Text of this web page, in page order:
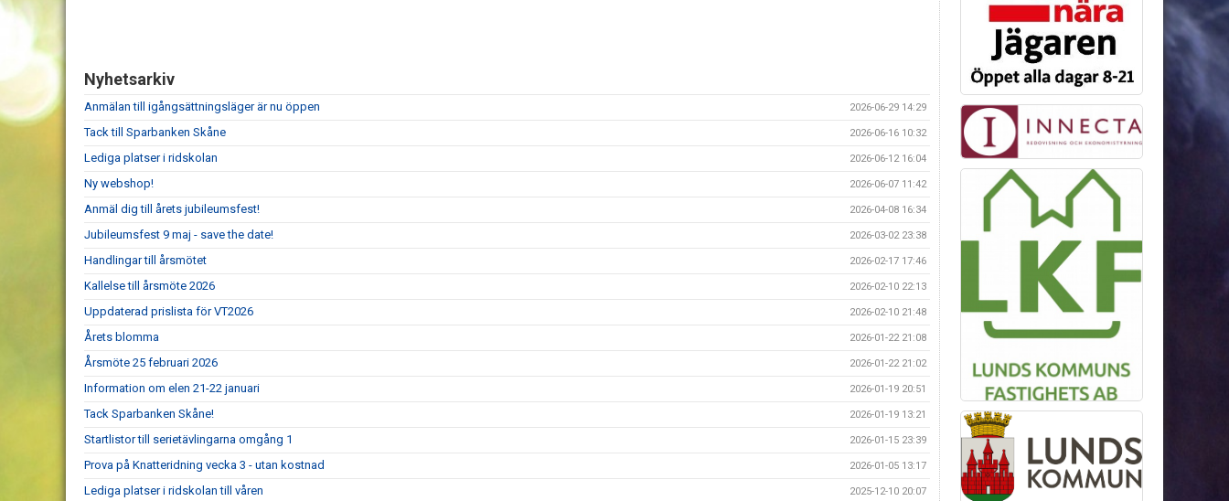
Nyhetsarkiv
Anmälan till igångsättningsläger är nu öppen 2026-06-29 14:29
Tack till Sparbanken Skåne 2026-06-16 10:32
Lediga platser i ridskolan 2026-06-12 16:04
Ny webshop! 2026-06-07 11:42
Anmäl dig till årets jubileumsfest! 2026-04-08 16:34
Jubileumsfest 9 maj - save the date! 2026-03-02 23:38
Handlingar till årsmötet 2026-02-17 17:46
Kallelse till årsmöte 2026 2026-02-10 22:13
Uppdaterad prislista för VT2026 2026-02-10 21:48
Årets blomma 2026-01-22 21:08
Årsmöte 25 februari 2026 2026-01-22 21:02
Information om elen 21-22 januari 2026-01-19 20:51
Tack Sparbanken Skåne! 2026-01-19 13:21
Startlistor till serietävlingarna omgång 1 2026-01-15 23:39
Prova på Knatteridning vecka 3 - utan kostnad 2026-01-05 13:17
Lediga platser i ridskolan till våren 2025-12-10 20:07